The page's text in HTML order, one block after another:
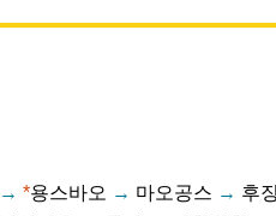
→ *용스바오 → 마오공스 → 후